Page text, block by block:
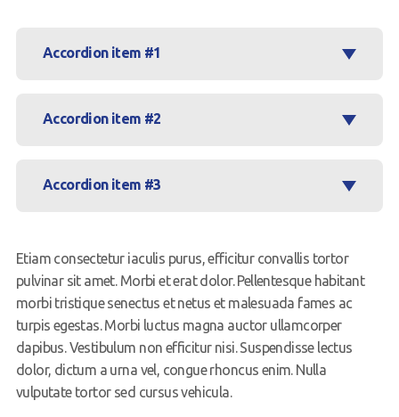
Accordion item #1
Accordion item #2
Accordion item #3
Etiam consectetur iaculis purus, efficitur convallis tortor
pulvinar sit amet. Morbi et erat dolor. Pellentesque habitant
morbi tristique senectus et netus et malesuada fames ac
turpis egestas. Morbi luctus magna auctor ullamcorper
dapibus. Vestibulum non efficitur nisi. Suspendisse lectus
dolor, dictum a urna vel, congue rhoncus enim. Nulla
vulputate tortor sed cursus vehicula.